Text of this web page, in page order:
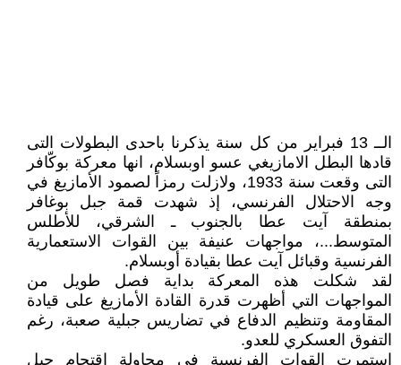
الــ 13 فبراير من كل سنة يذكرنا باحدى البطولات التى
قادها البطل الامازيغي عسو اوبسلام، انها معركة بوكّافر
التى وقعت سنة 1933، ولازلت رمزاً لصمود الأمازيغ في
وجه الاحتلال الفرنسي، إذ شهدت قمة جبل بوغافر
بمنطقة آيت عطا بالجنوب ـ الشرقي، للأطلس
المتوسط...، مواجهات عنيفة بين القوات الاستعمارية
الفرنسية وقبائل آيت عطا بقيادة أوبسلام.
لقد شكلت هذه المعركة بداية فصل طويل من
المواجهات التي أظهرت قدرة القادة الأمازيغ على قيادة
المقاومة وتنظيم الدفاع في تضاريس جبلية صعبة، رغم
التفوق العسكري للعدو.
استمرت القوات الفرنسية في محاولة اقتحام جبل